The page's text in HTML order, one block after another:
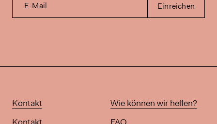
E-Mail Einreichen
Kontakt
Wie können wir helfen?